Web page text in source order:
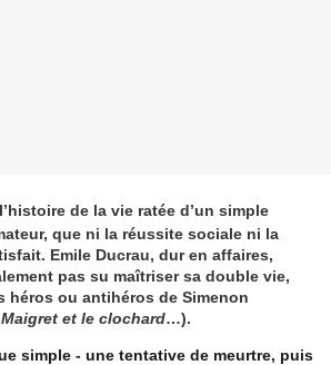
de la vie ratée d’un simple
que ni la réussite sociale ni la
Emile Ducrau, dur en affaires,
pas su maîtriser sa double vie,
héros ou antihéros de Simenon
Maigret et le clochard…).
simple - une tentative de meurtre, puis